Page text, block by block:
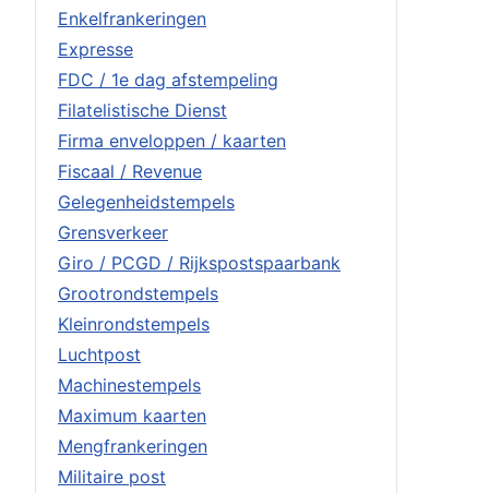
Enkelfrankeringen
Expresse
FDC / 1e dag afstempeling
Filatelistische Dienst
Firma enveloppen / kaarten
Fiscaal / Revenue
Gelegenheidstempels
Grensverkeer
Giro / PCGD / Rijkspostspaarbank
Grootrondstempels
Kleinrondstempels
Luchtpost
Machinestempels
Maximum kaarten
Mengfrankeringen
Militaire post